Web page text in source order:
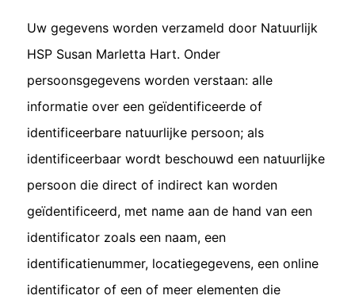
Uw gegevens worden verzameld door Natuurlijk
HSP Susan Marletta Hart. Onder
persoonsgegevens worden verstaan: alle
informatie over een geïdentificeerde of
identificeerbare natuurlijke persoon; als
identificeerbaar wordt beschouwd een natuurlijke
persoon die direct of indirect kan worden
geïdentificeerd, met name aan de hand van een
identificator zoals een naam, een
identificatienummer, locatiegegevens, een online
identificator of een of meer elementen die